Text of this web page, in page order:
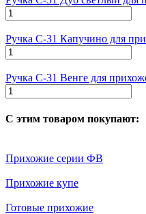
Ручка С-31 Капучино для
Ручка С-31 Венге для
С этим товаром покупают:
Прихожие серии ФВ
Прихожие купе
Готовые прихожие